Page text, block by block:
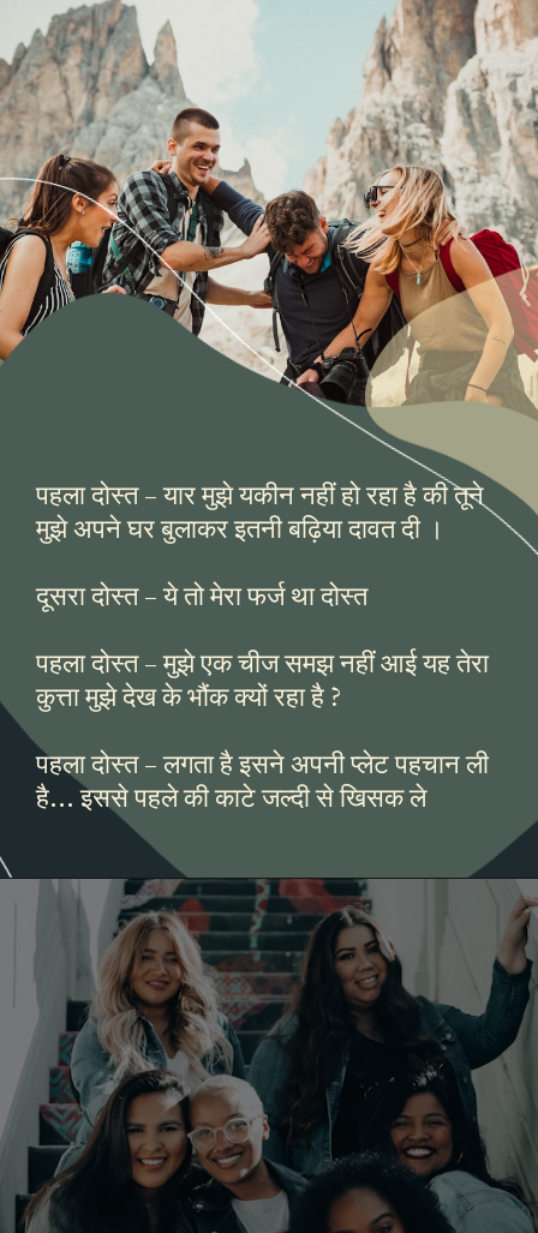
पहला दोस्त – यार मुझे यकीन नहीं हो रहा है की तूने
मुझे अपने घर बुलाकर इतनी बढ़िया दावत दी ।
दूसरा दोस्त – ये तो मेरा फर्ज था दोस्त
पहला दोस्त – मुझे एक चीज समझ नहीं आई यह तेरा
कुत्ता मुझे देख के भौंक क्यों रहा है ?
पहला दोस्त – लगता है इसने अपनी प्लेट पहचान ली
है... इससे पहले की काटे जल्दी से खिसक ले